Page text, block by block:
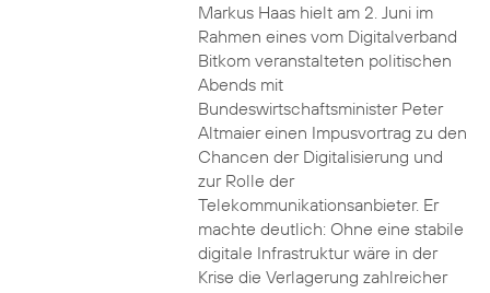
Markus Haas hielt am 2. Juni im
Rahmen eines vom Digitalverband
Bitkom veranstalteten politischen
Abends mit
Bundeswirtschaftsminister Peter
Altmaier einen Impusvortrag zu den
Chancen der Digitalisierung und
zur Rolle der
Telekommunikationsanbieter. Er
machte deutlich: Ohne eine stabile
digitale Infrastruktur wäre in der
Krise die Verlagerung zahlreicher